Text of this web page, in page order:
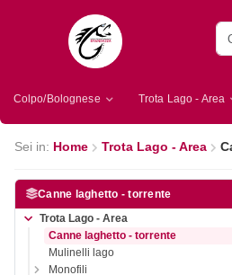
Colpo/Bolognese Trota Lago - Area
Sei in: Home Trota Lago - Area
Canne laghetto - torrente
Trota Lago - Area
Canne laghetto - torrente
Mulinelli lago
Monofili